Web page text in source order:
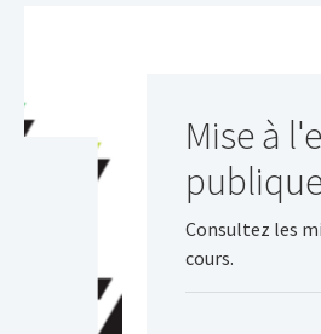
Mise à
publique
Consultez les mises à